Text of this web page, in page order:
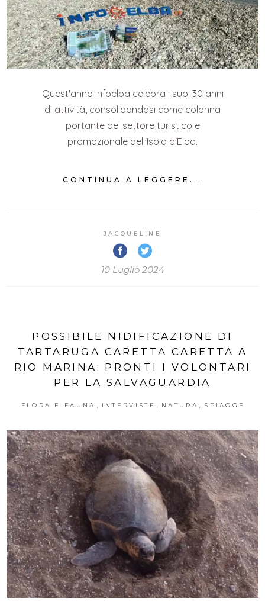
Quest'anno Infoelba celebra i suoi 30 anni
di attività, consolidandosi come colonna
portante del settore turistico e
promozionale dell'Isola d'Elba.
CONTINUA A LEGGERE...
JACQUELINE
10 Luglio 2024
POSSIBILE NIDIFICAZIONE DI
TARTARUGA CARETTA CARETTA A
RIO MARINA: PRONTI I VOLONTARI
PER LA SALVAGUARDIA
FLORA E FAUNA INTERVISTE NATURA SPIAGGE